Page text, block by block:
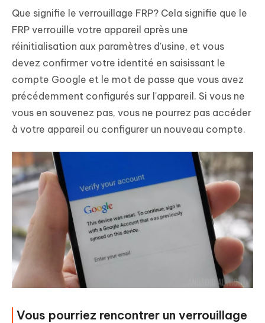
Que signifie le verrouillage FRP? Cela signifie que le
FRP verrouille votre appareil après une
réinitialisation aux paramètres d'usine, et vous
devez confirmer votre identité en saisissant le
compte Google et le mot de passe que vous avez
précédemment configurés sur l'appareil. Si vous ne
vous en souvenez pas, vous ne pourrez pas accéder
à votre appareil ou configurer un nouveau compte.
Vous pourriez rencontrer un verrouillage